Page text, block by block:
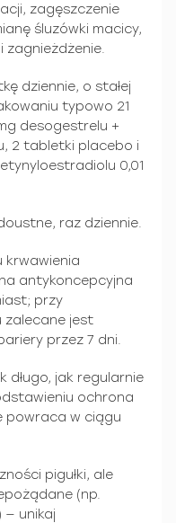
zagęszczenie
śluzówki macicy,
zagnieżdżenie.
dziennie, o stałej
typowo 21
desogestrelu +
2 tabletki placebo i
0,01
raz dziennie.
krwawienia
antykoncepcyjna
przy
zalecane jest
przez 7 dni.
długo, jak regularnie
ochrona
powraca w ciągu
pigułki, ale
(np.
— unikaj